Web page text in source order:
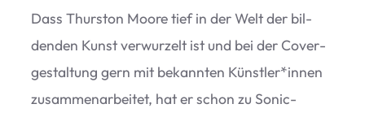
Dass Thur­s­ton Moore tief in der Welt der bil­
den­den Kunst ver­wur­zelt ist und bei der Cover­
ge­stal­tung gern mit bekann­ten Künstler*innen
zusam­men­ar­bei­tet, hat er schon zu Sonic-